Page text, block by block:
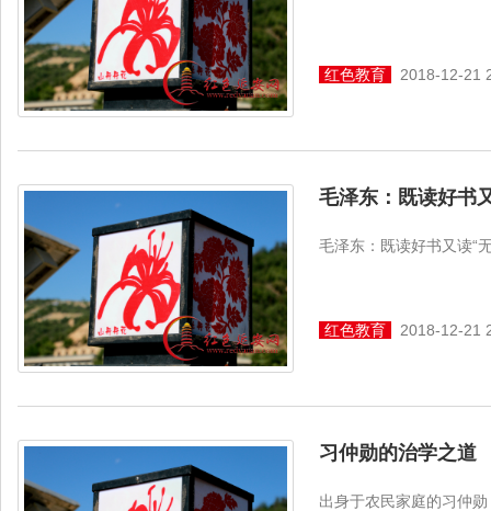
红色教育 2018-12-21
毛泽东：既读好书
毛泽东：既读好书又读“
红色教育 2018-12-21
习仲勋的治学之道
出身于农民家庭的习仲